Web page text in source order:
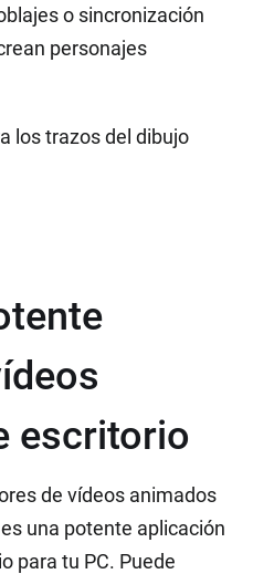
o sincronización
personajes
los trazos del dibujo
escritorio
de vídeos animados
una potente aplicación
para tu PC. Puede